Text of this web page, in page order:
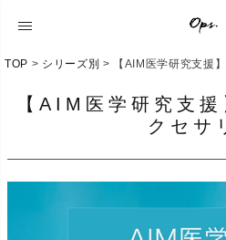
TOP シリーズ別 【AIM医学研究支援
【AIM医学研究支
クセサ